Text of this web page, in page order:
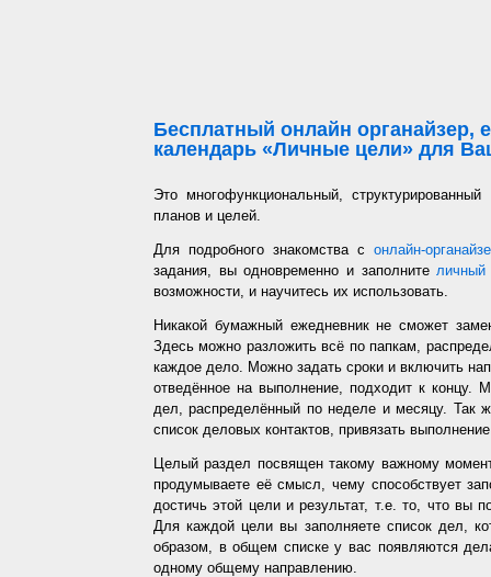
Бесплатный онлайн органайзер,
календарь «Личные цели» для
Это многофункциональный,
планов и целей.
Для подробного знакомства с онлайн-
задания, вы одновременно и заполнителичный
возможности, и научитесь их использовать.
Никакой бумажный ежедневник не сможет
Здесь можно разложить всё по папкам,
каждое дело. Можно задать сроки и включить
отведённое на выполнение, подходит к концу.
дел, распределённый по неделе и месяцу. Так
список деловых контактов, привязать
Целый раздел посвящен такому важному
продумываете её смысл, чему способствует
достичь этой цели и результат, т.е. то, что вы
Для каждой цели вы заполняете список дел,
образом, в общем списке у вас появляются
одному общему направлению.